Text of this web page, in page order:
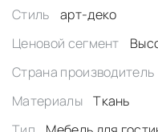
Стиль
арт-деко
Ценовой сегмент
Страна производитель
Материалы
Ткань